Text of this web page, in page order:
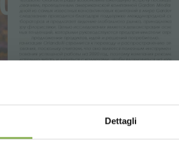
Dettagli